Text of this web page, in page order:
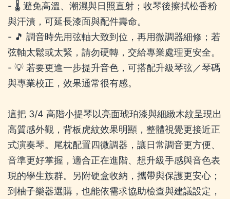
- 🌡️ 避免高溫、潮濕與日照直射；收琴後擦拭松香粉
與汗漬，可延長漆面與配件壽命。
- 🎵 調音時先用弦軸大致到位，再用微調器細修；若
弦軸太鬆或太緊，請勿硬轉，交給專業處理更安全。
- 💡 若要更進一步提升音色，可搭配升級琴弦／琴碼
與專業校正，效果通常很有感。
這把 3/4 高階小提琴以亮面琥珀漆與細緻木紋呈現出
高質感外觀，背板虎紋效果明顯，整體視覺更接近正
式演奏琴。尾枕配置四微調器，讓日常調音更方便、
音準更好掌握，適合正在進階、想升級手感與音色表
現的學生族群。另附硬盒收納，攜帶與保護更安心；
到柚子樂器選購，也能依需求協助檢查與建議設定，